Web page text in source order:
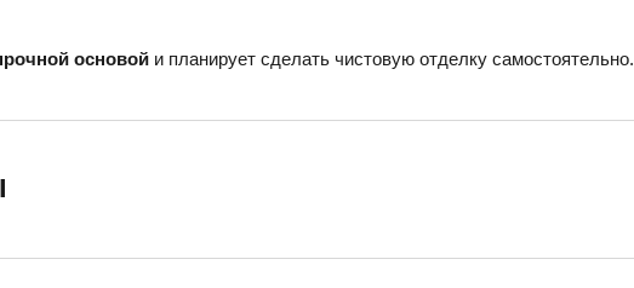
основой и планирует сделать чистовую отделку самостоятельно.